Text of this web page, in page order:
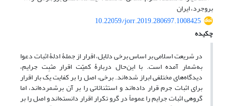
بروجرد، ایران
10.22059/jorr.2019.280697.1008425
چکیده
در شریعت اسلامی بر اساس برخی دلایل، اقرار از جملۀ ادلۀ اثبات دعوا
به‌شمار آمده است. با این‌حال دربارۀ کمیّت اقرار مثبِت جرایم،
دیدگاه‌های مختلفی ابراز شده‌اند. برخی، اصل را بر کفایت یک بار اقرار
برای اثبات جرم قرار داده‌اند و استثنائاتی را بر آن برشمرده‌اند، اما
گروهی اثبات جرایم را عموماً در گرو تکرار اقرار دانسته‌اند و اصل را بر